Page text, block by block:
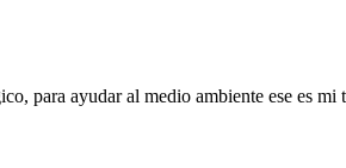
para ayudar al medio ambiente ese es